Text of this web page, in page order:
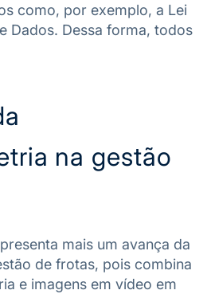
como, por exemplo, a Lei
Dados. Dessa forma, todos
na gestão
mais um avança da
de frotas, pois combina
e imagens em vídeo em